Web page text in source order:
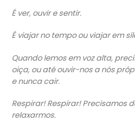
É ver, ouvir e sentir.
É viajar no tempo ou viajar em
Quando lemos em voz alta,
oiça, ou até ouvir-nos a nós
e nunca cair.
Respirar! Respirar! Precisamos
relaxarmos.